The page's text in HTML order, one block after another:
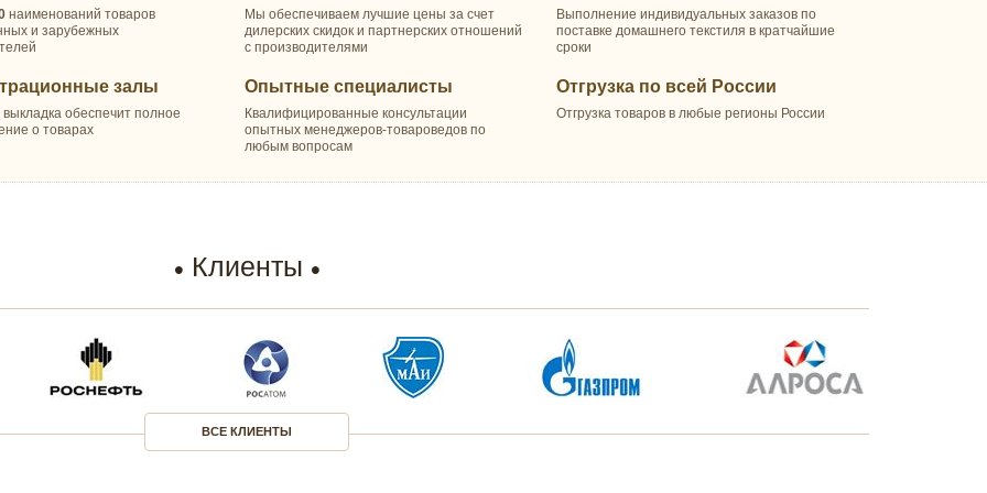
наименований товаров
и зарубежных
залы
обеспечит полное
о товарах
Мы обеспечиваем лучшие цены за счет
дилерских скидок и партнерских отношений
с производителями
Опытные специалисты
Квалифицированные консультации
опытных менеджеров-товароведов по
любым вопросам
Выполнение индивидуальных заказов по
поставке домашнего текстиля в кратчайшие
сроки
Отгрузка по всей России
Отгрузка товаров в любые регионы России
Клиенты
ВСЕ КЛИЕНТЫ